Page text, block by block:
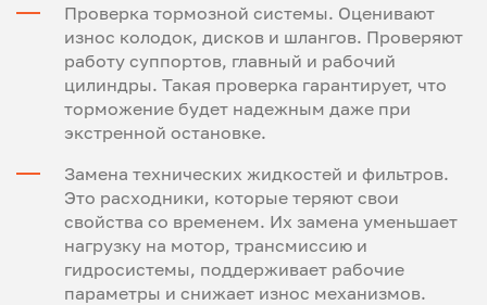
Проверка тормозной системы. Оценивают
износ колодок, дисков и шлангов. Проверяют
работу суппортов, главный и рабочий
цилиндры. Такая проверка гарантирует, что
торможение будет надежным даже при
экстренной остановке.
Замена технических жидкостей и фильтров.
Это расходники, которые теряют свои
свойства со временем. Их замена уменьшает
нагрузку на мотор, трансмиссию и
гидросистемы, поддерживает рабочие
параметры и снижает износ механизмов.